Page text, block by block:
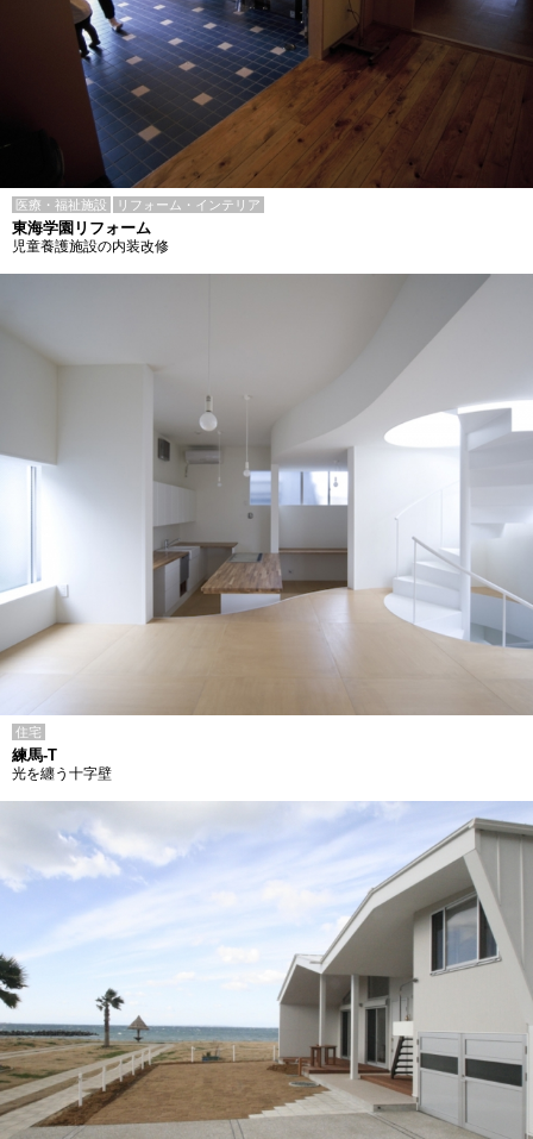
医療・福祉施設 リフォーム・インテリア
東海学園リフォーム
児童養護施設の内装改修
住宅
練馬-T
光を纏う十字壁